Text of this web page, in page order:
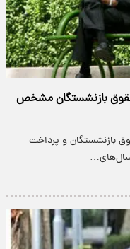
بازنشستگان مشخص
بازنشستگان و پرداخت
سال‌های…